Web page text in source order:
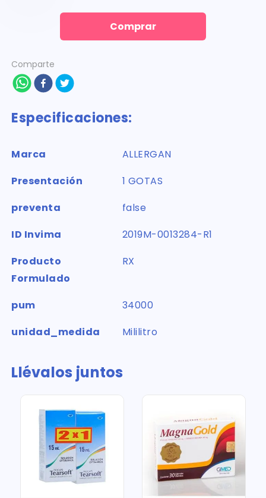
Comprar
Comparte
Especificaciones:
Marca
ALLERGAN
Presentación
1 GOTAS
preventa
false
ID Invima
2019M-0013284-R1
Producto
Formulado
RX
pum
34000
unidad_medida
Mililitro
Llévalos juntos